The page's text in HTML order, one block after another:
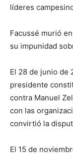
líderes
Facussé murió
su impunidad
El 28 de junio de
presidente
contra Manuel
con las
convirtió la
El 15 de